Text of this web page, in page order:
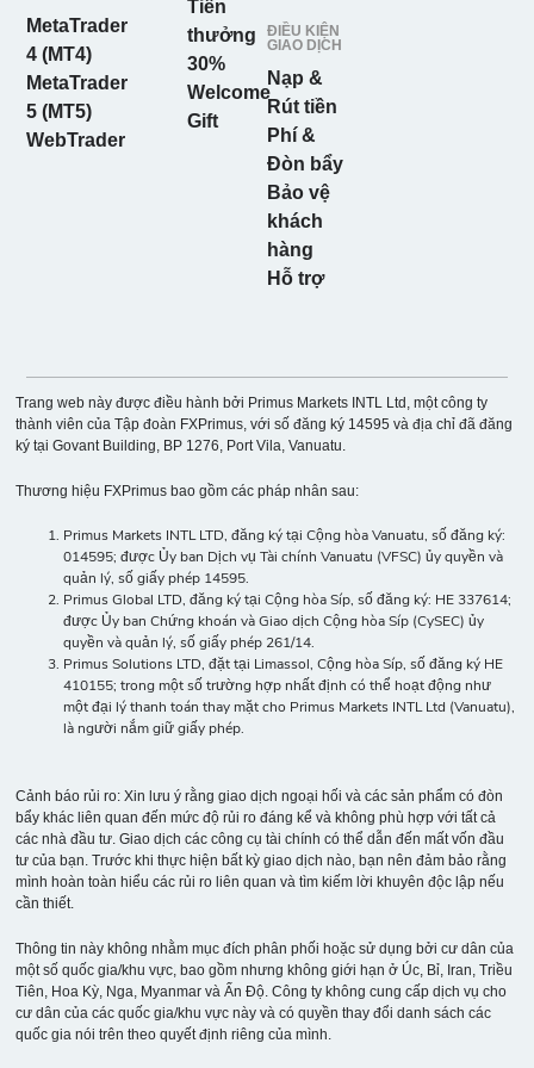
MetaTrader
4 (MT4)
MetaTrader
5 (MT5)
WebTrader
Tiền
thưởng
30%
Welcome
Gift
ĐIỀU KIỆN
GIAO DỊCH
Nạp &
Rút tiền
Phí &
Đòn bẩy
Bảo vệ
khách
hàng
Hỗ trợ
Trang web này được điều hành bởi Primus Markets INTL Ltd, một công ty
thành viên của Tập đoàn FXPrimus, với số đăng ký 14595 và địa chỉ đã đăng
ký tại Govant Building, BP 1276, Port Vila, Vanuatu.
Thương hiệu FXPrimus bao gồm các pháp nhân sau:
Primus Markets INTL LTD, đăng ký tại Cộng hòa Vanuatu, số đăng ký:
014595; được Ủy ban Dịch vụ Tài chính Vanuatu (VFSC) ủy quyền và
quản lý, số giấy phép 14595.
Primus Global LTD, đăng ký tại Cộng hòa Síp, số đăng ký: HE 337614;
được Ủy ban Chứng khoán và Giao dịch Cộng hòa Síp (CySEC) ủy
quyền và quản lý, số giấy phép 261/14.
Primus Solutions LTD, đặt tại Limassol, Cộng hòa Síp, số đăng ký HE
410155; trong một số trường hợp nhất định có thể hoạt động như
một đại lý thanh toán thay mặt cho Primus Markets INTL Ltd (Vanuatu),
là người nắm giữ giấy phép.
Cảnh báo rủi ro: Xin lưu ý rằng giao dịch ngoại hối và các sản phẩm có đòn
bẩy khác liên quan đến mức độ rủi ro đáng kể và không phù hợp với tất cả
các nhà đầu tư. Giao dịch các công cụ tài chính có thể dẫn đến mất vốn đầu
tư của bạn. Trước khi thực hiện bất kỳ giao dịch nào, bạn nên đảm bảo rằng
mình hoàn toàn hiểu các rủi ro liên quan và tìm kiếm lời khuyên độc lập nếu
cần thiết.
Thông tin này không nhằm mục đích phân phối hoặc sử dụng bởi cư dân của
một số quốc gia/khu vực, bao gồm nhưng không giới hạn ở Úc, Bỉ, Iran, Triều
Tiên, Hoa Kỳ, Nga, Myanmar và Ấn Độ. Công ty không cung cấp dịch vụ cho
cư dân của các quốc gia/khu vực này và có quyền thay đổi danh sách các
quốc gia nói trên theo quyết định riêng của mình.